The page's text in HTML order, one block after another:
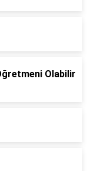
Olabilir